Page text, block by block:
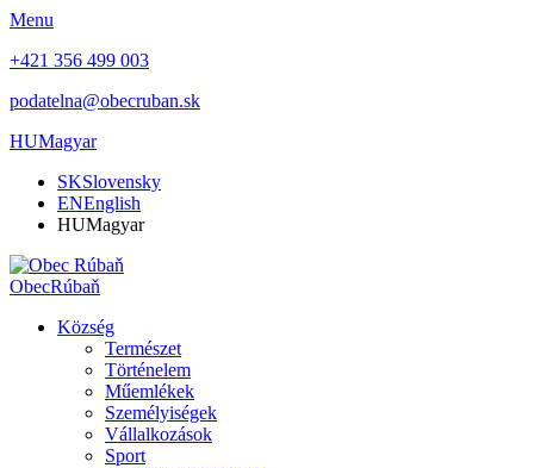
Menu
+421 356 499 003
podatelna@obecruban.sk
HUMagyar
SKSlovensky
ENEnglish
HUMagyar
ObecRúbaň
Község
Természet
Történelem
Műemlékek
Személyiségek
Vállalkozások
Sport